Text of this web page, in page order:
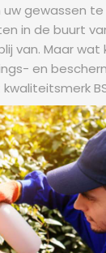
gewassen
in de buurt
van. Maar wat
en